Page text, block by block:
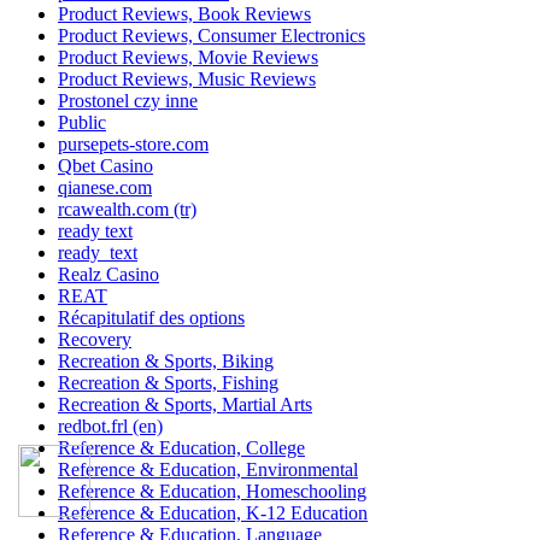
Product Reviews, Book Reviews
Product Reviews, Consumer Electronics
Product Reviews, Movie Reviews
Product Reviews, Music Reviews
Prostonel czy inne
Public
pursepets-store.com
Qbet Casino
qianese.com
rcawealth.com (tr)
ready text
ready_text
Realz Casino
REAT
Récapitulatif des options
Recovery
Recreation & Sports, Biking
Recreation & Sports, Fishing
Recreation & Sports, Martial Arts
redbot.frl (en)
Reference & Education, College
Reference & Education, Environmental
Reference & Education, Homeschooling
Reference & Education, K-12 Education
Reference & Education, Language